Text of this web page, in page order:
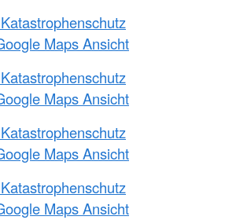
Maps Ansicht
Maps Ansicht
Maps Ansicht
Maps Ansicht